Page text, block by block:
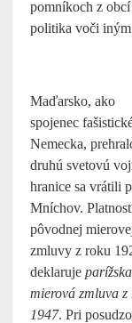
pomníkoch z
politika voči iným
Maďarsko, ako
spojenec
Nemecka,
druhú svetovú
hranice sa vrátili
Mníchov.
pôvodnej
zmluvy z roku
deklaruje parížska
mierová zmluva z
1947. Pri